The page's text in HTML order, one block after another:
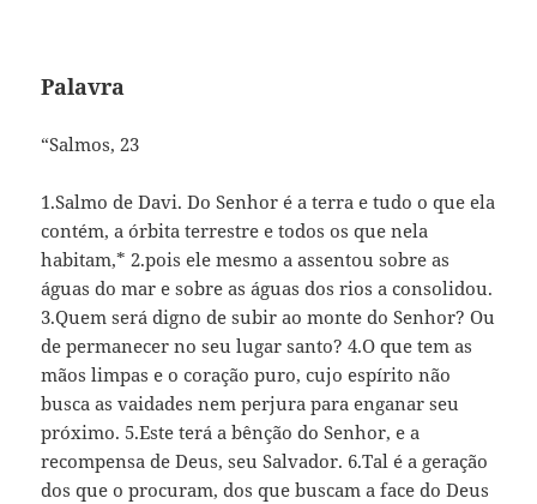
Palavra
“Salmos, 23
1.Salmo de Davi. Do Senhor é a terra e tudo o que ela
contém, a órbita terrestre e todos os que nela
habitam,* 2.pois ele mesmo a assentou sobre as
águas do mar e sobre as águas dos rios a consolidou.
3.Quem será digno de subir ao monte do Senhor? Ou
de permanecer no seu lugar santo? 4.O que tem as
mãos limpas e o coração puro, cujo espírito não
busca as vaidades nem perjura para enganar seu
próximo. 5.Este terá a bênção do Senhor, e a
recompensa de Deus, seu Salvador. 6.Tal é a geração
dos que o procuram, dos que buscam a face do Deus